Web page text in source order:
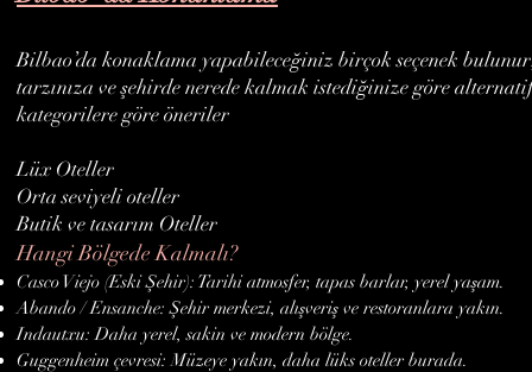
Bilbao’da konaklama yapabileceğiniz birçok seçenek
tarzınıza ve şehirde nerede kalmak istediğinize göre
kategorilere göre öneriler
Lüx Oteller
Orta seviyeli oteller
Butik ve tasarım Oteller
Hangi Bölgede Kalmalı?
Casco Viejo (Eski Şehir): Tarihi atmosfer, tapas barlar, yerel yaşam.
Abando / Ensanche: Şehir merkezi, alışveriş ve restoranlara yakın.
Indautxu: Daha yerel, sakin ve modern bölge.
Guggenheim çevresi: Müzeye yakın, daha lüks oteller burada.